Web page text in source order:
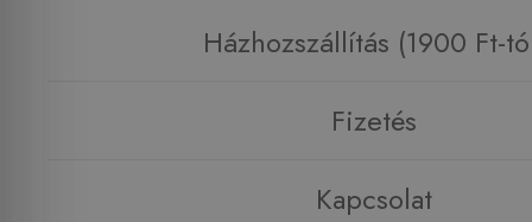
Házhozszállítás (1900 Ft-
Fizetés
Kapcsolat